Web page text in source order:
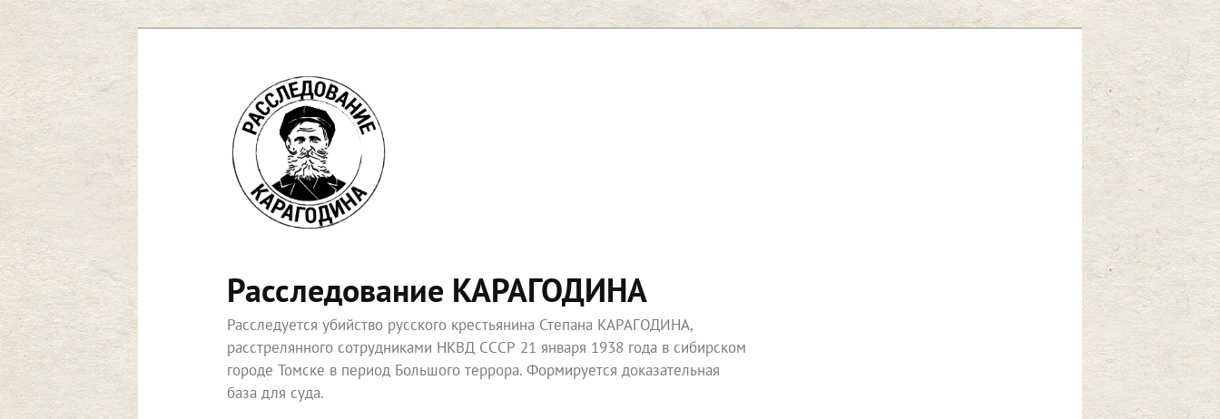
Перейти
к
основному
содержимому
Расследование КАРАГОДИНА
Расследуется убийство русского крестьянина Степана КАРАГОДИНА,
расстрелянного сотрудниками НКВД СССР 21 января 1938 года в сибирском
городе Томске в период Большого террора. Формируется доказательная
база для суда.